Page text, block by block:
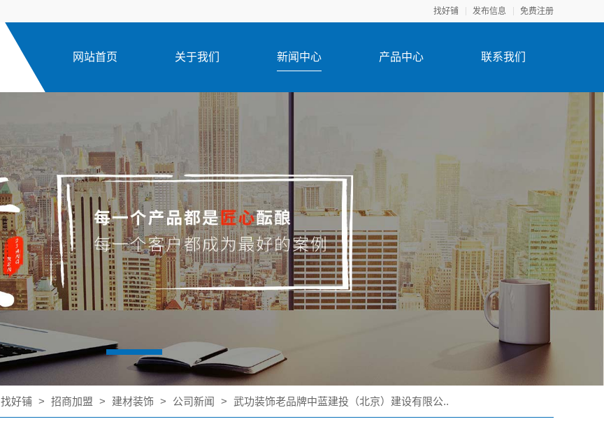
找好铺 发布信息 免费注册
网站首页 关于我们 新闻中心 产品中心 联系我们
找好铺 > 招商加盟 > 建材装饰 > 公司新闻 > 武功装饰老品牌中蓝建投（北京）建设有限公..